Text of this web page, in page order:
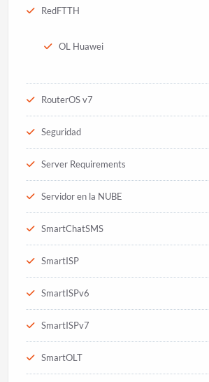
RedFTTH
OL Huawei
RouterOS v7
Seguridad
Server Requirements
Servidor en la NUBE
SmartChatSMS
SmartISP
SmartISPv6
SmartISPv7
SmartOLT